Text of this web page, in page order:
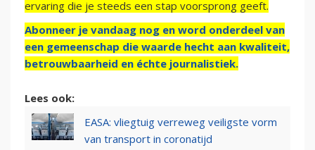
ervaring die je steeds een stap voorsprong geeft.
Abonneer je vandaag nog en word onderdeel van
een gemeenschap die waarde hecht aan kwaliteit,
betrouwbaarheid en échte journalistiek.
Lees ook:
EASA: vliegtuig verreweg veiligste vorm
van transport in coronatijd